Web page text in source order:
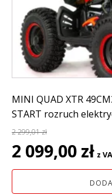
MINI QUAD XTR
START rozruch
2 299,01zł
Pierwotna
cena
wynosiła:
2 099,00 zł
2
z